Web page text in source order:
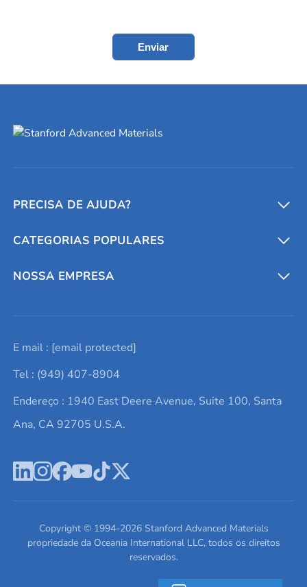
Enviar
PRECISA DE AJUDA?
Conversores e calculadoras
Entre em contato conosco
Lista de consultas
Termos e Condições
Política de Privacidade
CATEGORIAS POPULARES
Metais refratários
Elementos de terras raras
Alvos de pulverização catódica
Ácido hialurônico
NOSSA EMPRESA
Promoções atuais
Notícias e blogs
Estudos de caso
Escreva para nós
E mail : [email protected]
Tel : (949) 407-8904
Endereço : 1940 East Deere Avenue, Suite 100, Santa
Ana, CA 92705 U.S.A.
Copyright © 1994-2026Stanford Advanced Materials
propriedade da Oceania International LLC, todos os direitos
reservados.